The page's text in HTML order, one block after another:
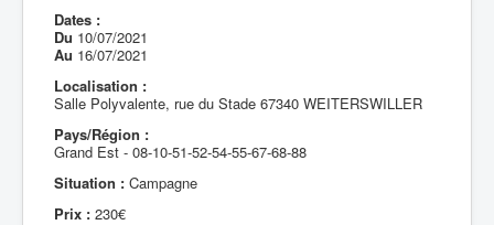
Dates :
Du 10/07/2021
Au 16/07/2021
Localisation :
Salle Polyvalente, rue du Stade 67340 WEITERSWILLER
Pays/Région :
Grand Est - 08-10-51-52-54-55-67-68-88
Situation : Campagne
Prix : 230€